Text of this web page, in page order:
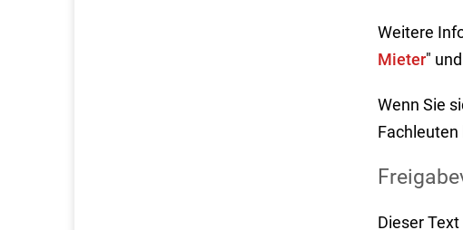
Weitere
Mieter"
Wenn Sie
Dieser